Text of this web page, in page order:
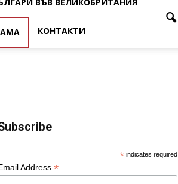
КОНТАКТИ
* indicates required
Address *